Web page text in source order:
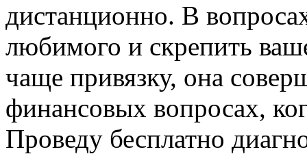
дистанционно. В
любимого и скрепить
чаще привязку, она
финансовых вопросах,
Проведу бесплатно